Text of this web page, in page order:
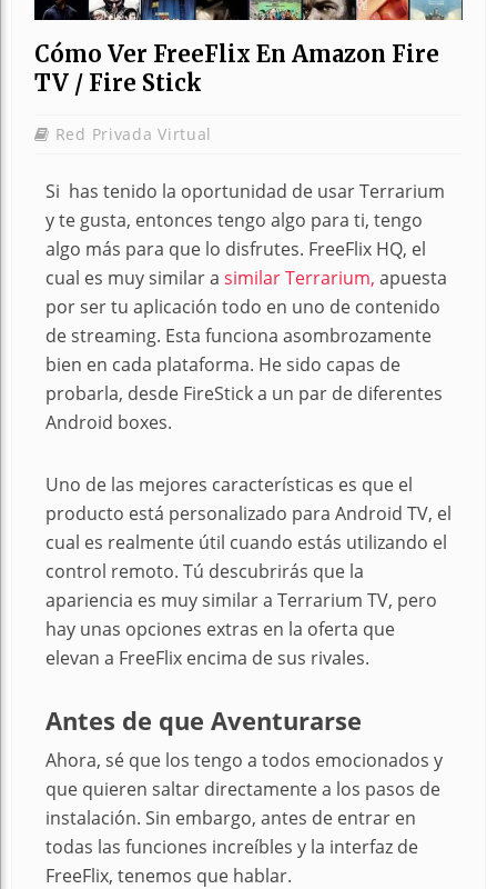
Cómo Ver FreeFlix En Amazon Fire
TV / Fire Stick
Red Privada Virtual
Si has tenido la oportunidad de usar Terrarium
y te gusta, entonces tengo algo para ti, tengo
algo más para que lo disfrutes. FreeFlix HQ, el
cual es muy similar a similar Terrarium, apuesta
por ser tu aplicación todo en uno de contenido
de streaming. Esta funciona asombrozamente
bien en cada plataforma. He sido capas de
probarla, desde FireStick a un par de diferentes
Android boxes.
Uno de las mejores características es que el
producto está personalizado para Android TV, el
cual es realmente útil cuando estás utilizando el
control remoto. Tú descubrirás que la
apariencia es muy similar a Terrarium TV, pero
hay unas opciones extras en la oferta que
elevan a FreeFlix encima de sus rivales.
Antes de que Aventurarse
Ahora, sé que los tengo a todos emocionados y
que quieren saltar directamente a los pasos de
instalación. Sin embargo, antes de entrar en
todas las funciones increíbles y la interfaz de
FreeFlix, tenemos que hablar.